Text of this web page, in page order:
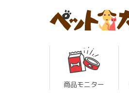
商品モニター